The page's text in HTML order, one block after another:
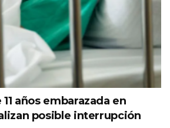
años embarazada en
posible interrupción